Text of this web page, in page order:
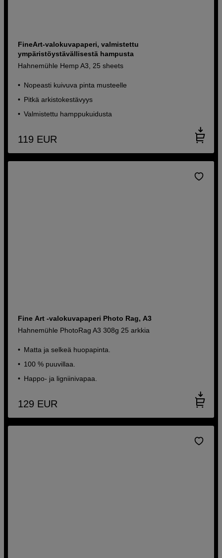
FineArt-valokuvapaperi, valmistettu
ympäristöystävällisestä hampusta
Hahnemühle Hemp A3, 25 sheets
Nopeasti kuivuva pinta musteelle
Pitkä arkistokestävyys
Valmistettu hamppukuidusta
119 EUR
Fine Art -valokuvapaperi Photo Rag, A3
Hahnemühle PhotoRag A3 308g 25 arkkia
Matta ja selkeä huopapinta.
100 % puuvillaa.
Happo- ja ligniinivapaa.
129 EUR